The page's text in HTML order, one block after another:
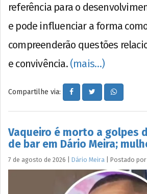
referência para o
e pode influenciar a forma
compreenderão questões
e convivência. (mais…)
Compartilhe via:
Vaqueiro é morto a golpes
de bar em Dário Meira;
7 de agosto de 2026 Dário Meira Postado por